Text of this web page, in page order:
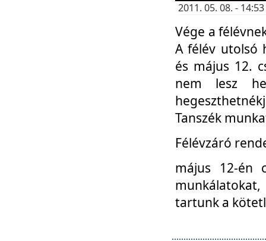
2011. 05. 08. -
Vége a
A félév utolsó
és május 12.
nem lesz
Tanszék
Félévzáró
május 12-én
tartunk a